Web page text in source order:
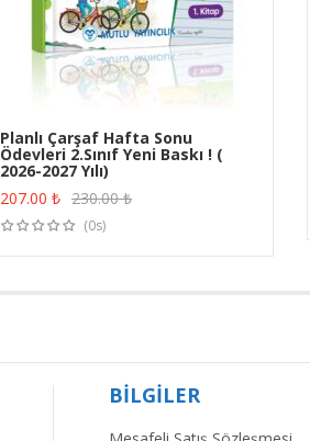
ÜRÜN SATIN AL
Planlı Çarşaf Hafta Sonu
Ödevleri 2.Sınıf Yeni Baskı ! (
2026-2027 Yılı)
207.00 ₺ 230.00₺
(0s)
BİLGİLER